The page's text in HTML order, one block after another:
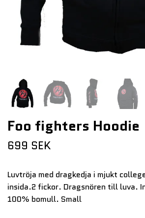
Foo fighters Hoodie
699 SEK
Luvtröja med dragkedja i mjukt
insida.2 fickor. Dragsnören till luva.
100% bomull. Small